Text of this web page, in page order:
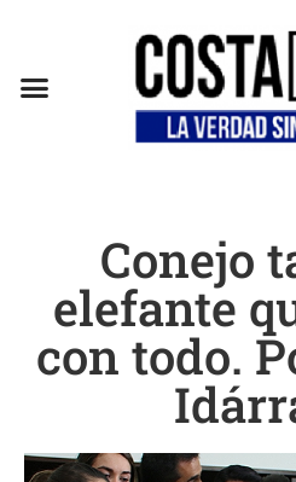
Conejo
elefante
con todo.